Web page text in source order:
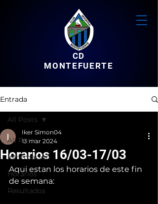
CD
MONTEFUERTE
Entrada
All Posts
Informacion
Horarios
Resultados
All Posts
Horarios 16/03-17/03
Iker Simon04
13 mar 2024
Aqui estan los horarios de este fin
de semana: